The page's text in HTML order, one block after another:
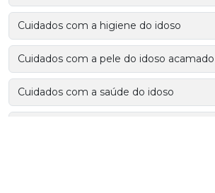
Cuidados com a higiene do idoso
Cuidados com a pele do idoso acamado
Cuidados com a saúde do idoso